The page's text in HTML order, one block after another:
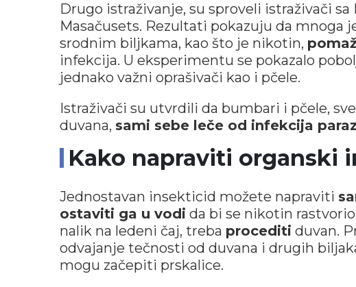
Drugo istraživanje, su sproveli istraživači
Masačusets. Rezultati pokazuju da mnoga
srodnim biljkama, kao što je nikotin,
infekcija. U eksperimentu se pokazalo
jednako važni oprašivači kao i pčele.
Istraživači su utvrdili da bumbari i pčele,
duvana, sami sebe leče od infekcija
Kako napraviti organski
Jednostavan insekticid možete napraviti
ostaviti ga u vodi da bi se nikotin
nalik na ledeni čaj, treba procediti duvan.
odvajanje tečnosti od duvana i drugih
mogu začepiti prskalice.